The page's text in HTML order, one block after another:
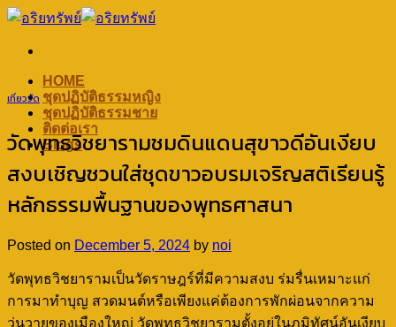
Skip
HOME
ชุดปฏิบัติธรรมหญิง
ชุดปฏิบัติธรรมชาย
ติดต่อเรา
Blogs
เที่ยววัด
วัดพุทธวิชยารามชมดินแดนสุขาวดีอันเงียบ
สงบเชิญชวนใส่ชุดขาวอบรมเจริญสติเรียนรู้
หลักธรรมพื้นฐานของพุทธศาสนา
Posted on December 5, 2024 by noi
วัดพุทธวิชยารามเป็นวัดราษฎร์ที่มีความสงบ ร่มรื่นเหมาะแก่
การมาทำบุญ สวดมนต์หรือเพียงแค่ต้องการพักผ่อนจากความ
วุ่นวายของเมืองใหญ่ วัดพุทธวิชยารามตั้งอยู่ในภูมิทัศน์อันเงียบ